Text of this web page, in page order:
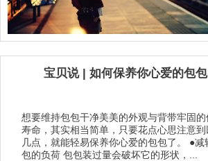
宝贝说 | 如何保养你心爱的包包
想要维持包包干净美美的外观与背带牢固的
寿命，其实相当简单，只要花点心思注意到
几点，就能轻易保养你心爱的包包了。 ●减
包的负荷 包包装过量会破坏它的形状，...